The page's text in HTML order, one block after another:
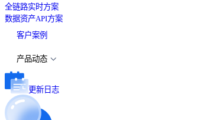
全链路实时方案
数据资产API方案
客户案例
产品动态
更新日志